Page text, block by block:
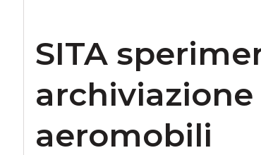
SITA
aeromobili